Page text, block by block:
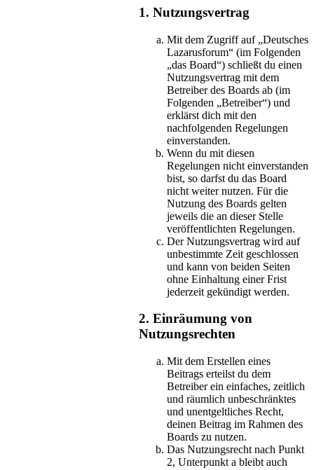
1. Nutzungsvertrag
Mit dem Zugriff auf „Deutsches
Lazarusforum“ (im Folgenden
„das Board“) schließt du einen
Nutzungsvertrag mit dem
Betreiber des Boards ab (im
Folgenden „Betreiber“) und
erklärst dich mit den
nachfolgenden Regelungen
einverstanden.
Wenn du mit diesen
Regelungen nicht einverstanden
bist, so darfst du das Board
nicht weiter nutzen. Für die
Nutzung des Boards gelten
jeweils die an dieser Stelle
veröffentlichten Regelungen.
Der Nutzungsvertrag wird auf
unbestimmte Zeit geschlossen
und kann von beiden Seiten
ohne Einhaltung einer Frist
jederzeit gekündigt werden.
2. Einräumung von
Nutzungsrechten
Mit dem Erstellen eines
Beitrags erteilst du dem
Betreiber ein einfaches, zeitlich
und räumlich unbeschränktes
und unentgeltliches Recht,
deinen Beitrag im Rahmen des
Boards zu nutzen.
Das Nutzungsrecht nach Punkt
2, Unterpunkt a bleibt auch